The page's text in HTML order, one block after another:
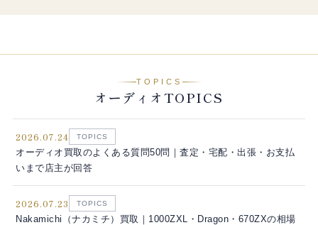
TOPICS
オーディオTOPICS
2026.07.24 TOPICS
オーディオ買取のよくある質問50問｜査定・宅配・出張・お支払
いまで店主が回答
2026.07.23 TOPICS
Nakamichi（ナカミチ）買取｜1000ZXL・Dragon・670ZXの相場